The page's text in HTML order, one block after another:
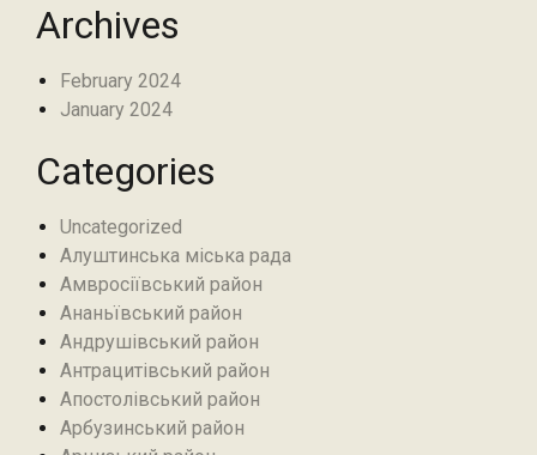
Archives
February 2024
January 2024
Categories
Uncategorized
Алуштинська міська рада
Амвросіївський район
Ананьївський район‎
Андрушівський район‎
Антрацитівський район‎
Апостолівський район
Арбузинський район‎